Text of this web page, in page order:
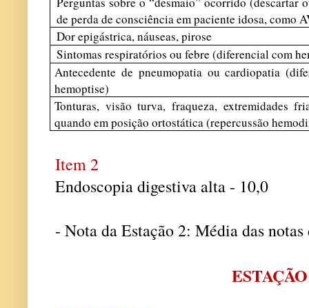
de perda de consciência em paciente idosa, como
Dor epigástrica, náuseas, pirose
Sintomas respiratórios ou febre (diferencial com
Antecedente de pneumopatia ou cardiopatia
hemoptise)
Tonturas, visão turva, fraqueza, extremidades
quando em posição ortostática (repercussão
Item 2
Endoscopia digestiva alta - 10,0
- Nota da Estação 2: Média das